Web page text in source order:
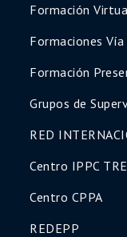
Formación
Formaciones
Formación
Grupos de
RED
Centro IPPC
Centro CPPA
REDEPP